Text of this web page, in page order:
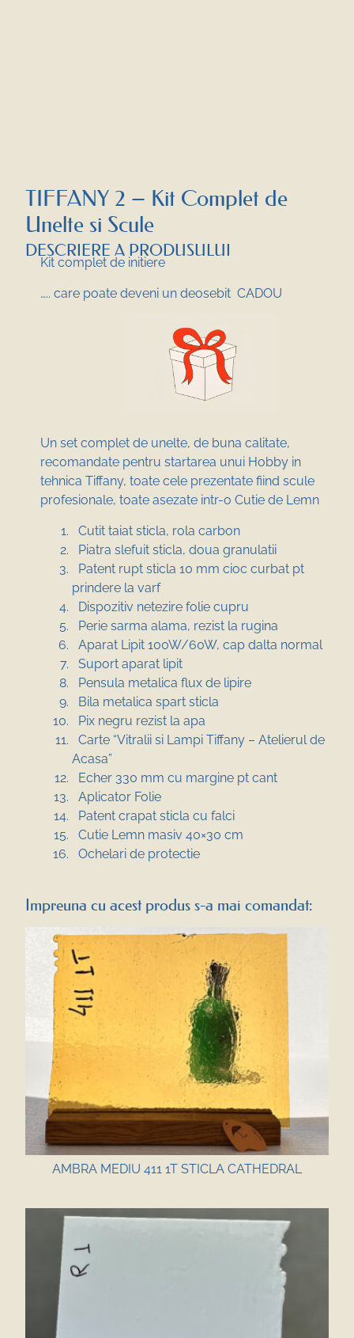
TIFFANY 2 – Kit Complet de
Unelte si Scule
DESCRIERE A PRODUSULUI
Kit complet de initiere
….. care poate deveni un deosebit CADOU
Un set complet de unelte, de buna calitate,
recomandate pentru startarea unui Hobby in
tehnica Tiffany, toate cele prezentate fiind scule
profesionale, toate asezate intr-o Cutie de Lemn
Cutit taiat sticla, rola carbon
Piatra slefuit sticla, doua granulatii
Patent rupt sticla 10 mm cioc curbat pt
prindere la varf
Dispozitiv netezire folie cupru
Perie sarma alama, rezist la rugina
Aparat Lipit 100W/60W, cap dalta normal
Suport aparat lipit
Pensula metalica flux de lipire
Bila metalica spart sticla
Pix negru rezist la apa
Carte “Vitralii si Lampi Tiffany – Atelierul de
Acasa”
Echer 330 mm cu margine pt cant
Aplicator Folie
Patent crapat sticla cu falci
Cutie Lemn masiv 40×30 cm
Ochelari de protectie
Impreuna cu acest produs s-a mai comandat:
AMBRA MEDIU 411 1T STICLA CATHEDRAL